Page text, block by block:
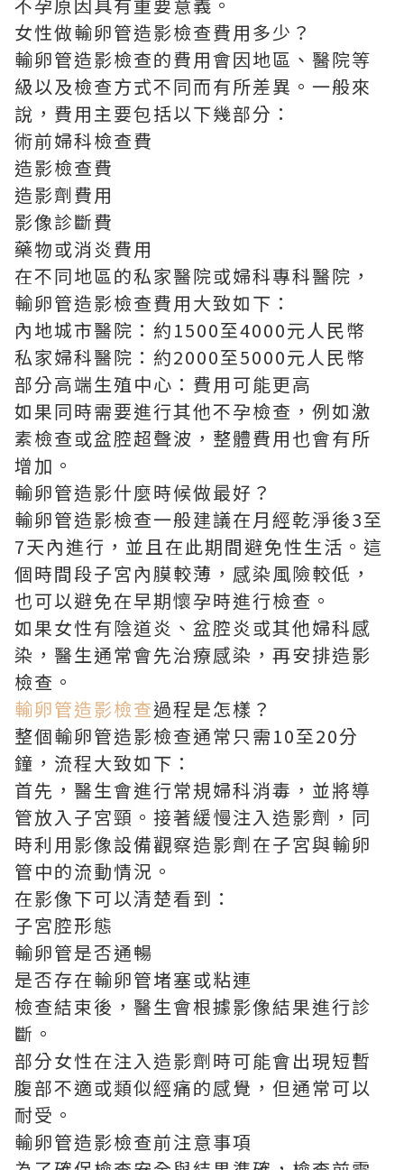
女性做輸卵管造影檢查費用多少？
輸卵管造影檢查的費用會因地區、醫院等
級以及檢查方式不同而有所差異。一般來
說，費用主要包括以下幾部分：
術前婦科檢查費
造影檢查費
造影劑費用
影像診斷費
藥物或消炎費用
在不同地區的私家醫院或婦科專科醫院，
輸卵管造影檢查費用大致如下：
內地城市醫院：約1500至4000元人民幣
私家婦科醫院：約2000至5000元人民幣
部分高端生殖中心：費用可能更高
如果同時需要進行其他不孕檢查，例如激
素檢查或盆腔超聲波，整體費用也會有所
增加。
輸卵管造影什麼時候做最好？
輸卵管造影檢查一般建議在月經乾淨後3至
7天內進行，並且在此期間避免性生活。這
個時間段子宮內膜較薄，感染風險較低，
也可以避免在早期懷孕時進行檢查。
如果女性有陰道炎、盆腔炎或其他婦科感
染，醫生通常會先治療感染，再安排造影
檢查。
輸卵管造影檢查過程是怎樣？
整個輸卵管造影檢查通常只需10至20分
鐘，流程大致如下：
首先，醫生會進行常規婦科消毒，並將導
管放入子宮頸。接著緩慢注入造影劑，同
時利用影像設備觀察造影劑在子宮與輸卵
管中的流動情況。
在影像下可以清楚看到：
子宮腔形態
輸卵管是否通暢
是否存在輸卵管堵塞或粘連
檢查結束後，醫生會根據影像結果進行診
斷。
部分女性在注入造影劑時可能會出現短暫
腹部不適或類似經痛的感覺，但通常可以
耐受。
輸卵管造影檢查前注意事項